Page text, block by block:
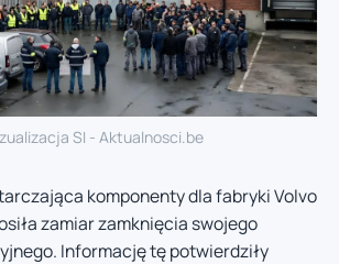
SI - Aktualnosci.be
komponenty dla fabryki Volvo
zamiar zamknięcia swojego
Informację tę potwierdziły